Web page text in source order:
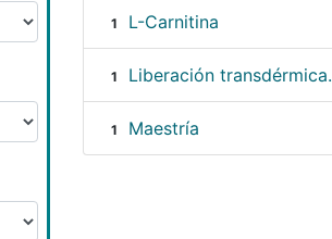
1 L-Carnitina
1 Liberación transdérmica.
1 Maestría